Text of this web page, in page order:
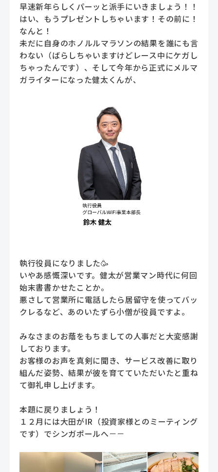
早速新年らしくパーッと派手にいきましょう！！
はい、もうプレゼントしちゃいます！その前に！
なんと！
未だに自身のホノルルマラソンの結果を誰にも言
わない（ばらしちゃいますけどレース中にケガし
ちゃったんです）、そして今年から正式にメルマ
ガライターになった健太くんが、
執行役員になりました🥳
いやあ感慨深いです。健太が営業マン時代に何回
始末書書かせたことか。
悪さして営業所に電話したら居留守を使ってバッ
クレるなど、あのいたずら小僧が役員ですよ。
みなさまのお蔭をもちましての人事だと大変感謝
しております。
お客様のお声を真剣に聞き、サービス改善に取り
組んだ姿勢、結果が彼を育てていただいたと重ね
て御礼申し上げます。
本題に戻りましょう！
１２月には大田がIR（投資家様とのミーティング
です）でシンガポールへ－－